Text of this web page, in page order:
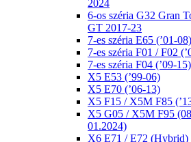
2024
6-os széria G32 Gran
GT 2017-23
7-es széria E65 (’01-08)
7-es széria F01 / F02
7-es széria F04 (’09-15)
X5 E53 (’99-06)
X5 E70 (’06-13)
X5 F15 / X5M F85
X5 G05 / X5M F95
01.2024)
X6 E71 / E72 (Hybrid)